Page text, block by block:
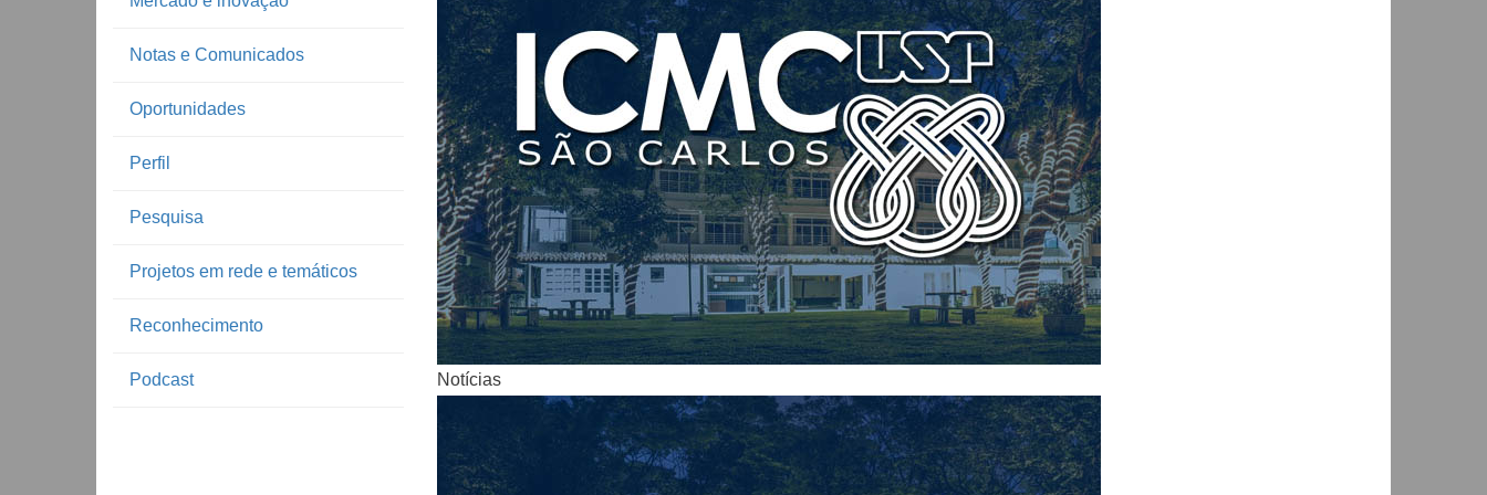
Notas e Comunicados
Oportunidades
Perfil
Pesquisa
Projetos em rede e temáticos
Reconhecimento
Podcast
Notícias
Notícias